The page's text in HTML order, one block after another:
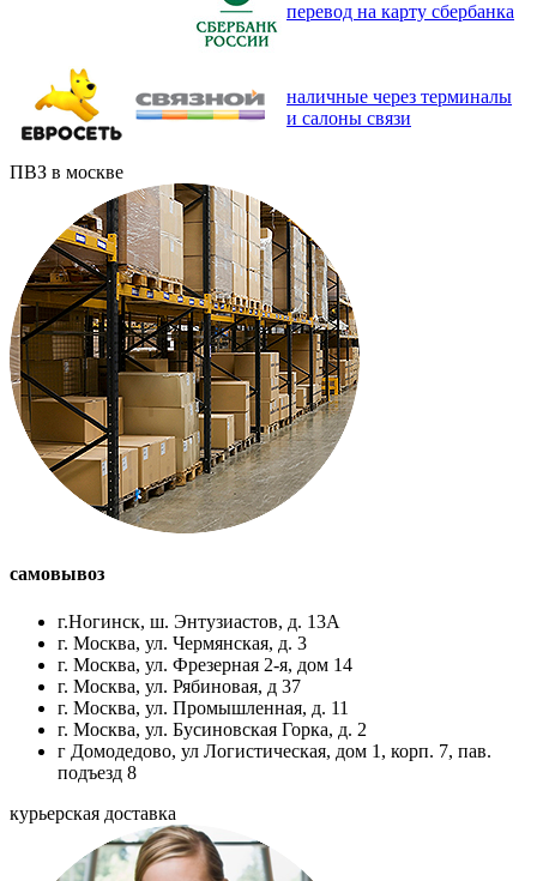
перевод на карту сбербанка
наличные через терминалы
и салоны связи
ПВЗ в москве
самовывоз
г.Ногинск, ш. Энтузиастов, д. 13А
г. Москва, ул. Чермянская, д. 3
г. Москва, ул. Фрезерная 2-я, дом 14
г. Москва, ул. Рябиновая, д 37
г. Москва, ул. Промышленная, д. 11
г. Москва, ул. Бусиновская Горка, д. 2
г Домодедово, ул Логистическая, дом 1, корп. 7, пав.
подъезд 8
курьерская доставка